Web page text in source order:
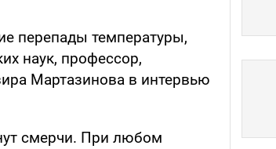
перепады температуры,
наук, профессор,
Мартазинова в интервью
смерчи. При любом